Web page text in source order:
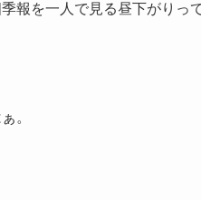
季報を一人で見る昼下がりっ
。